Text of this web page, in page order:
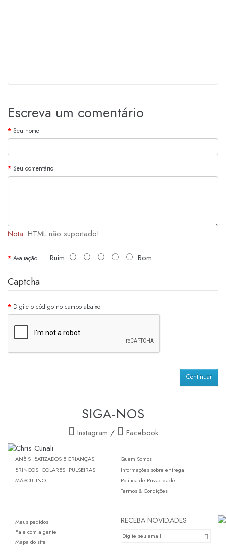
Escreva um comentário
Seu nome
Seu comentário
Nota: HTML não suportado!
Avaliação Ruim Bom
Captcha
Digite o código no campo abaixo
Continuar
SIGA-NOS
Instagram / Facebook
ANÉIS BATIZADOS E CRIANÇAS
BRINCOS COLARES PULSEIRAS
MASCULINO
Quem Somos
Informações sobre entrega
Política de Privacidade
Termos & Condições
Meus pedidos
Fale com a gente
Mapa do site
RECEBA NOVIDADES